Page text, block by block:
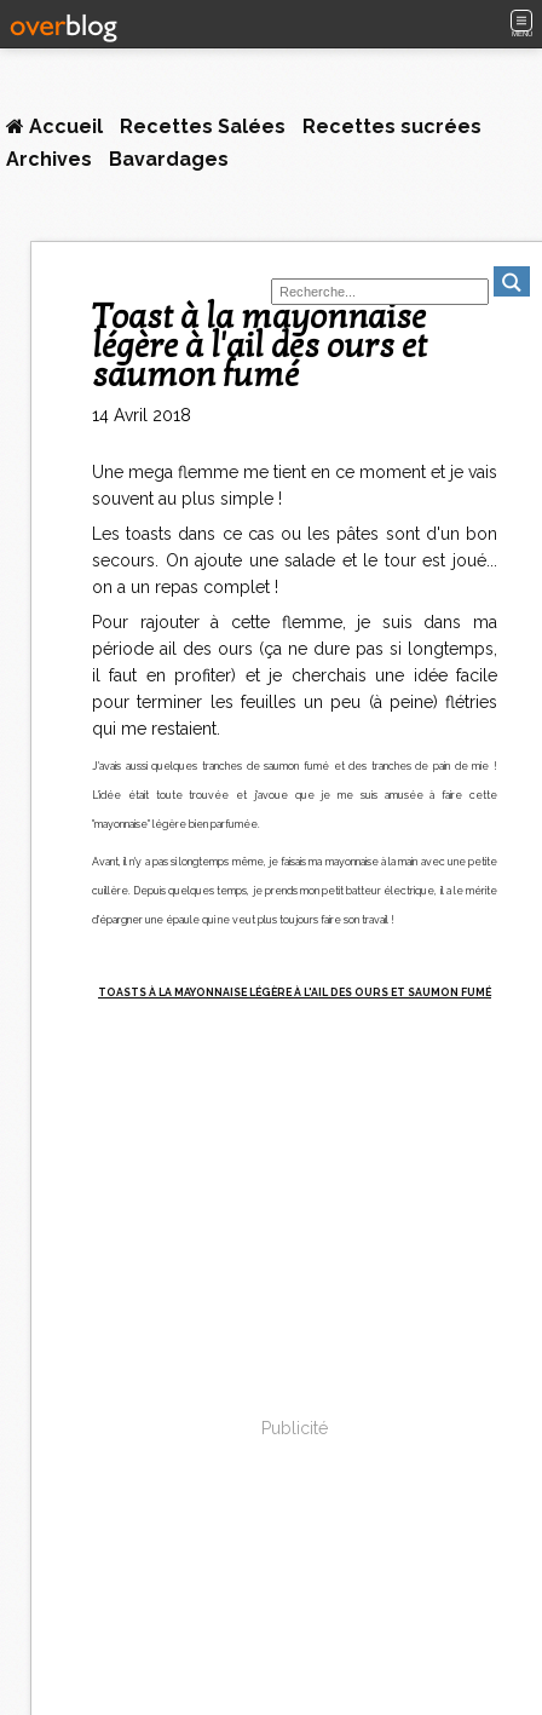
MENU
Accueil Recettes Salées
Recettes sucrées
Archives
Bavardages
Toast à la mayonnaise
légère à l'ail des ours et
saumon fumé
14 Avril 2018
Une mega flemme me tient en ce moment et je vais
souvent au plus simple !
Les toasts dans ce cas ou les pâtes sont d'un bon
secours. On ajoute une salade et le tour est joué...
on a un repas complet !
Pour rajouter à cette flemme, je suis dans ma
période ail des ours (ça ne dure pas si longtemps,
il faut en profiter) et je cherchais une idée facile
pour terminer les feuilles un peu (à peine) flétries
qui me restaient.
J'avais aussi quelques tranches de saumon fumé et des tranches de pain de mie !
L'idée était toute trouvée et j'avoue que je me suis amusée à faire cette
"mayonnaise" légère bien parfumée.
Avant, il n'y a pas si longtemps même, je faisais ma mayonnaise à la main avec une petite
cuillère. Depuis quelques temps, je prends mon petit batteur électrique, il a le mérite
d'épargner une épaule qui ne veut plus toujours faire son travail !
TOASTS À LA MAYONNAISE LÉGÈRE À L'AIL DES OURS ET SAUMON FUMÉ
Publicité